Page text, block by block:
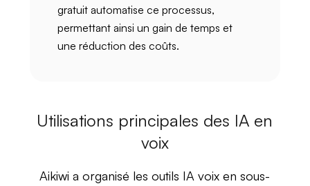
gratuitautomatise ce processus,
permettant ainsi un gain de temps et
une réduction des coûts.
Utilisations principales des IA en
voix
Aikiwi a organisé lesoutils IA voix en sous-